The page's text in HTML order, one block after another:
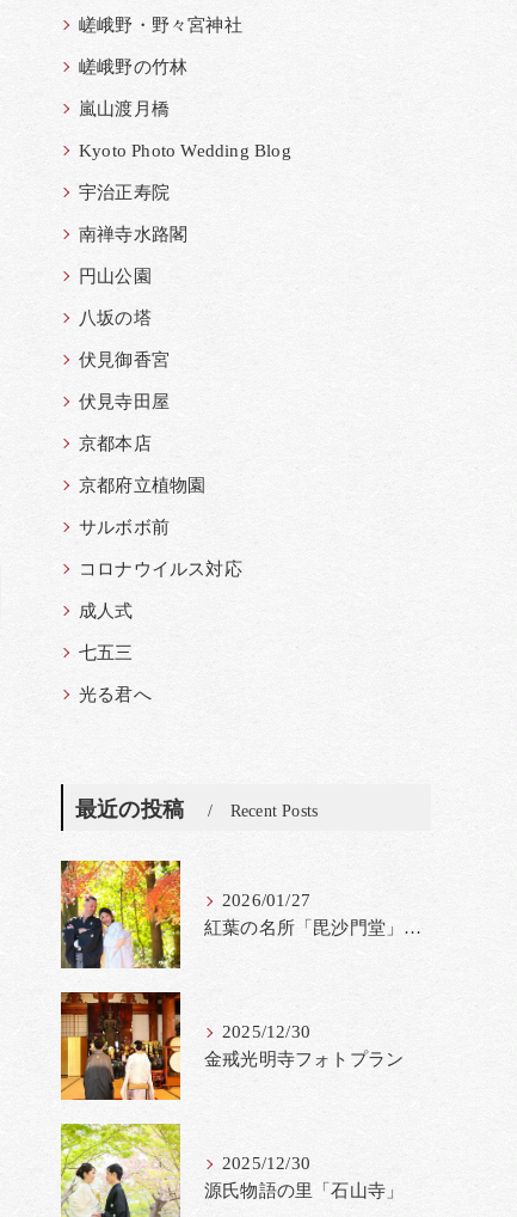
嵯峨野・野々宮神社
嵯峨野の竹林
嵐山渡月橋
Kyoto Photo Wedding Blog
宇治正寿院
南禅寺水路閣
円山公園
八坂の塔
伏見御香宮
伏見寺田屋
京都本店
京都府立植物園
サルボボ前
コロナウイルス対応
成人式
七五三
光る君へ
最近の投稿 Recent Posts
2026/01/27
紅葉の名所「毘沙門堂」撮影料金改定
2025/12/30
金戒光明寺フォトプラン
2025/12/30
源氏物語の里「石山寺」